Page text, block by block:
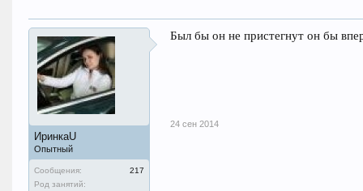
ИринкаU
Опытный
Сообщения:
217
Род занятий:
Был бы он не пристегнут он бы
24 сен 2014